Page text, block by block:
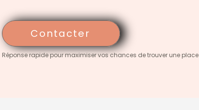
Contacter
Réponse rapide pour maximiser vos chances de trouver une place